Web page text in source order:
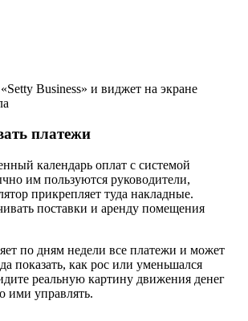
Business» и виджет на экране
платежи
календарь оплат с системой
им пользуются руководители,
прикрепляет туда накладные.
поставки и аренду помещения
по дням недели все платежи и может
показать, как рос или уменьшался
реальную картину движения денег
ими управлять.